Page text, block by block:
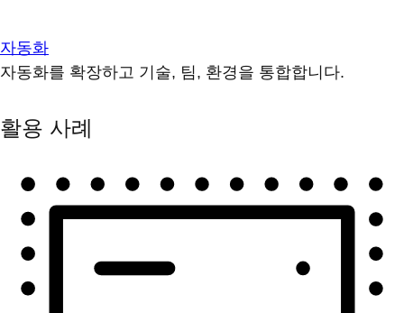
자동화
자동화를 확장하고 기술, 팀, 환경을 통합합니다.
활용 사례